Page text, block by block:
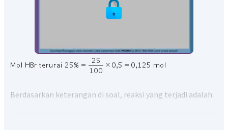
Berdasarkan keterangan di soal, reaksi yang terjadi adalah: